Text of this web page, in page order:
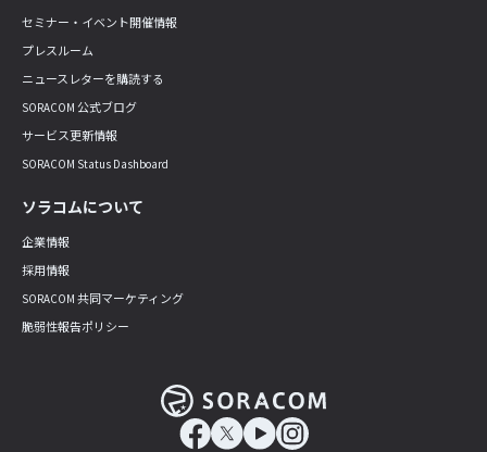
セミナー・イベント開催情報
プレスルーム
ニュースレターを購読する
SORACOM 公式ブログ
サービス更新情報
SORACOM Status Dashboard
ソラコムについて
企業情報
採用情報
SORACOM 共同マーケティング
脆弱性報告ポリシー